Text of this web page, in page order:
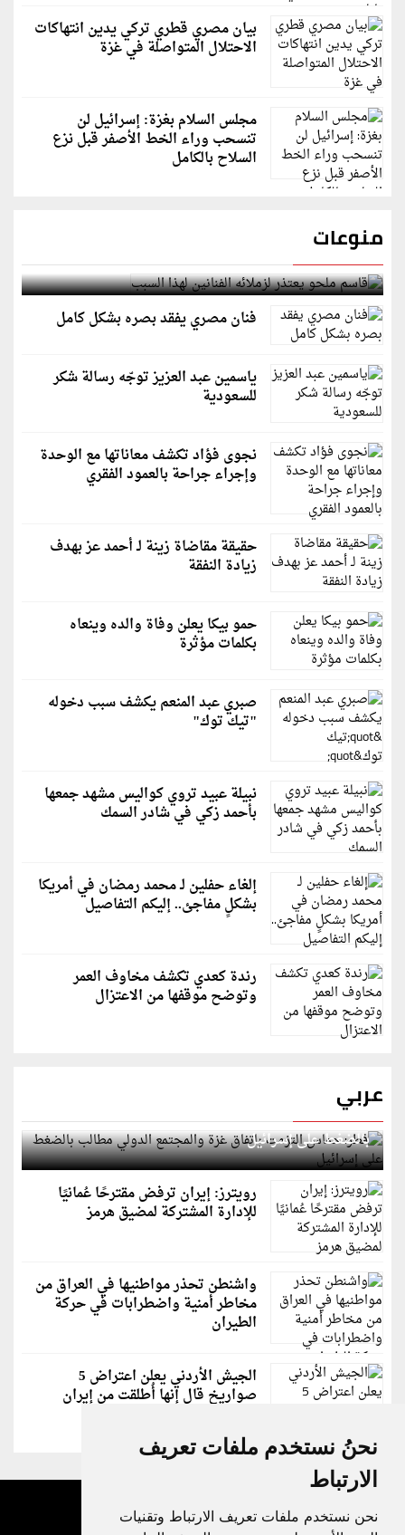
نحنُ نستخدم ملفات تعريف
الارتباط
نحن نستخدم ملفات تعريف الارتباط وتقنيات
بيان مصري قطري تركي يدين انتهاكات
الاحتلال المتواصلة في غزة
مجلس السلام بغزة: إسرائيل لن
تنسحب وراء الخط الأصفر قبل نزع
السلاح بالكامل
منوعات
قاسم ملحو يعتذر لزملائه الفنانين لهذا السبب
فنان مصري يفقد بصره بشكل كامل
ياسمين عبد العزيز توجّه رسالة شكر
للسعودية
نجوى فؤاد تكشف معاناتها مع الوحدة
وإجراء جراحة بالعمود الفقري
حقيقة مقاضاة زينة لـ أحمد عز بهدف
زيادة النفقة
حمو بيكا يعلن وفاة والده وينعاه
بكلمات مؤثرة
صبري عبد المنعم يكشف سبب دخوله
"تيك توك"
نبيلة عبيد تروي كواليس مشهد جمعها
بأحمد زكي في شادر السمك
إلغاء حفلين لـ محمد رمضان في أمريكا
بشكلٍ مفاجئ.. إليكم التفاصيل
رندة كعدي تكشف مخاوف العمر
وتوضح موقفها من الاعتزال
عربي
قطر: حماس التزمت باتفاق غزة والمجتمع الدولي مطالب
بالضغط على إسرائيل
رويترز: إيران ترفض مقترحًا عُمانيًا
للإدارة المشتركة لمضيق هرمز
واشنطن تحذر مواطنيها في العراق من
مخاطر أمنية واضطرابات في حركة
الطيران
الجيش الأردني يعلن اعتراض 5
صواريخ قال إنها أُطلقت من إيران